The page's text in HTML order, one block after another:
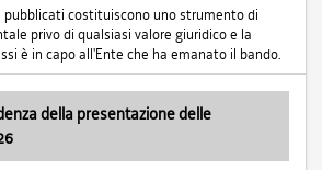
pubblicati costituiscono uno strumento di
privo di qualsiasi valore giuridico e la
è in capo all'Ente che ha emanato il bando.
della presentazione delle